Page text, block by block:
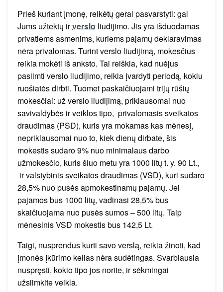
Prieš kuriant įmonę, reikėtų gerai pasvarstyti: gal
Jums užtektų irverslo liudijimo. Jis yra išduodamas
privatiems asmenims, kuriems pajamų deklaravimas
nėra privalomas. Turint verslo liudijimą, mokesčius
reikia mokėti iš anksto. Tai reiškia, kad nuėjus
pasiimti verslo liudijimo, reikia įvardyti periodą, kokiu
ruošiatės dirbti. Tuomet paskaičiuojami trijų rūšių
mokesčiai: už verslo liudijimą, priklausomai nuo
savivaldybės ir veiklos tipo, privalomasis sveikatos
draudimas (PSD), kuris yra mokamas kas mėnesį,
nepriklausomai nuo to, kiek dienų dirbate, šis
mokestis sudaro 9% nuo minimalaus darbo
užmokesčio, kuris šiuo metu yra 1000 litų t. y. 90 Lt.,
ir valstybinis sveikatos draudimas (VSD), kuri sudaro
28,5% nuo pusės apmokestinamų pajamų. Jei
pajamos bus 1000 litų, vadinasi 28,5% bus
skaičiuojama nuo pusės sumos – 500 litų. Taip
mėnesinis VSD mokestis bus 142,5 Lt.
Taigi, nusprendus kurti savo verslą, reikia žinoti, kad
įmonės įkūrimo kelias nėra sudėtingas. Svarbiausia
nuspręsti, kokio tipo jos norite, ir sėkmingai
užsiimkite veikla.